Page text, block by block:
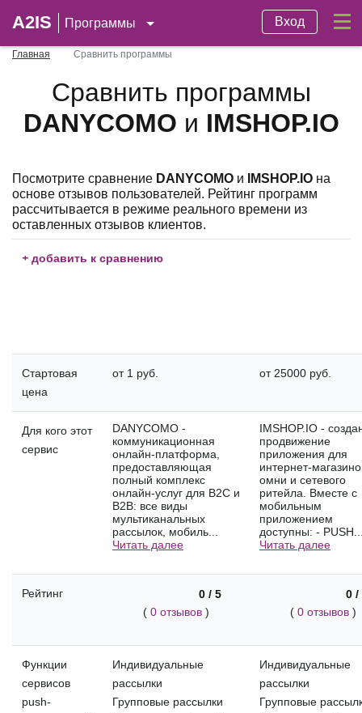
A2IS Программы Вход
Главная Сравнить программы
Сравнить программы
DANYCOMO и IMSHOP.IO
Посмотрите сравнение DANYCOMO и IMSHOP.IO на
основе отзывов пользователей. Рейтинг программ
рассчитывается в режиме реального времени из
оставленных отзывов клиентов.
+ добавить к сравнению
Стартовая
цена
от 1 руб. от 25000 руб.
Для кого этот
сервис
DANYCOMO -
коммуникационная
онлайн-платформа,
предоставляющая
полный комплекс
онлайн-услуг для B2C и
B2B: все виды
мультиканальных
рассылок, мобиль...
Читать далее
IMSHOP.IO -
продвижение
приложения для
интернет-
омни и сетевого
ритейла. Вместе с
мобильным
приложением
доступны: -
Читать далее
Рейтинг
0 / 5
( 0 отзывов )
0 /
( 0 отзывов )
Функции
сервисов
push-
Индивидуальные
рассылки
Групповые рассылки
Индивидуальные
рассылки
Групповые